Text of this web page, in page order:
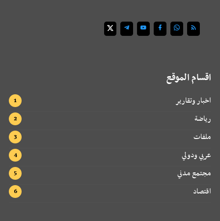
اقسام الموقع
اخبار وتقارير
رياضة
ملفات
عربي ودولي
مجتمع مدني
اقتصاد